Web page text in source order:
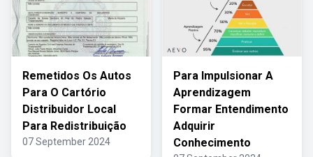
Remetidos Os Autos
Para O Cartório
Distribuidor Local
Para Redistribuição
07 September 2024
Para Impulsionar A
Aprendizagem
Formar Entendimento
Adquirir
Conhecimento